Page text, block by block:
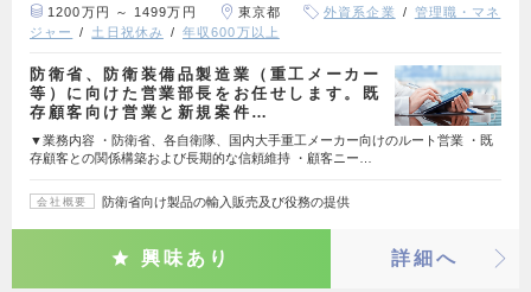
1200万円 ～ 1499万円 東京都 外資系企業
管理職・マネ
ジャー
土日祝休み 年収600万以上
防衛省、防衛装備品製造業（重工メーカー
等）に向けた営業部長をお任せします。既
存顧客向け営業と新規案件…
▼業務内容 ・防衛省、各自衛隊、国内大手重工メーカー向けのルート営業 ・既
存顧客との関係構築および長期的な信頼維持 ・顧客ニー…
会社概要 防衛省向け製品の輸入販売及び役務の提供
興味あり 詳細へ